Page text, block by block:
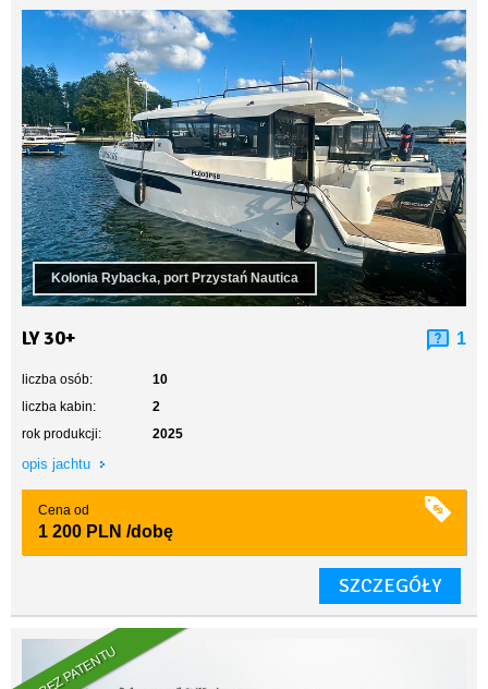
Kolonia Rybacka, port Przystań Nautica
LY 30+ 1
liczba osób:
10
liczba kabin:
2
rok produkcji:
2025
opis jachtu
Cena od
1 200 PLN /dobę
SZCZEGÓŁY
BEZ PATENTU